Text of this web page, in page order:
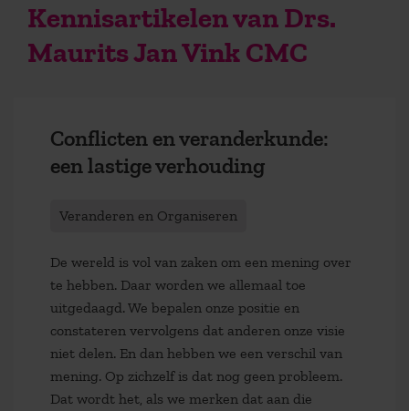
Kennisartikelen van Drs.
Maurits Jan Vink CMC
Conflicten en veranderkunde:
een lastige verhouding
Veranderen en Organiseren
De wereld is vol van zaken om een mening over
te hebben. Daar worden we allemaal toe
uitgedaagd. We bepalen onze positie en
constateren vervolgens dat anderen onze visie
niet delen. En dan hebben we een verschil van
mening. Op zichzelf is dat nog geen probleem.
Dat wordt het, als we merken dat aan die